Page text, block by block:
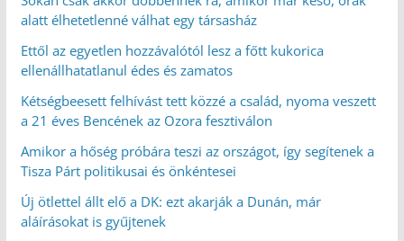
alatt élhetetlenné válhat egy társasház
Ettől az egyetlen hozzávalótól lesz a főtt kukorica
ellenállhatatlanul édes és zamatos
Kétségbeesett felhívást tett közzé a család, nyoma veszett
a 21 éves Bencének az Ozora fesztiválon
Amikor a hőség próbára teszi az országot, így segítenek a
Tisza Párt politikusai és önkéntesei
Új ötlettel állt elő a DK: ezt akarják a Dunán, már
aláírásokat is gyűjtenek